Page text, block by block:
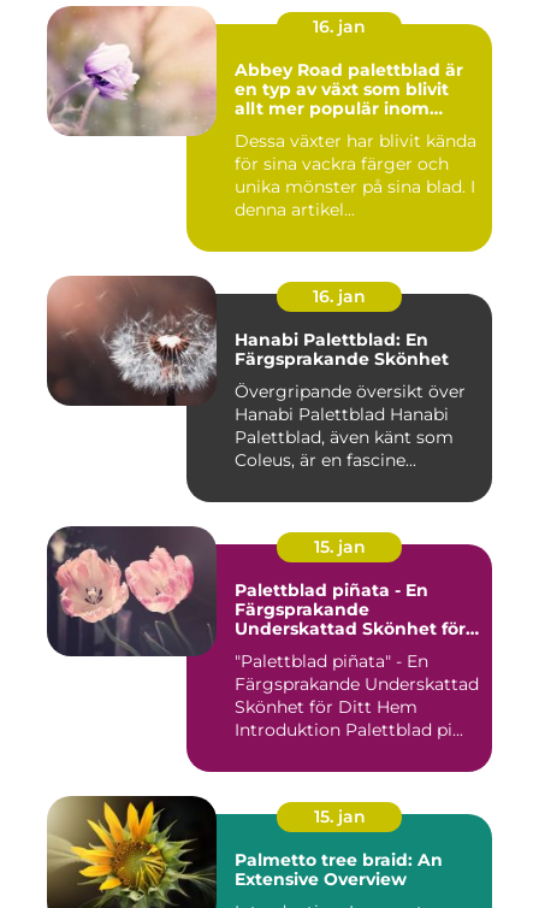
16. jan
Abbey Road palettblad är
en typ av växt som blivit
allt mer populär inom
Dessa växter har blivit kända
för sina vackra färger och
unika mönster på sina blad. I
denna artikel...
16. jan
Hanabi Palettblad: En
Färgsprakande Skönhet
Övergripande översikt över
Hanabi Palettblad Hanabi
Palettblad, även känt som
Coleus, är en fascine...
15. jan
Palettblad piñata - En
Färgsprakande
Underskattad Skönhet för
"Palettblad piñata" - En
Färgsprakande Underskattad
Skönhet för Ditt Hem
Introduktion Palettblad pi...
15. jan
Palmetto tree braid: An
Extensive Overview